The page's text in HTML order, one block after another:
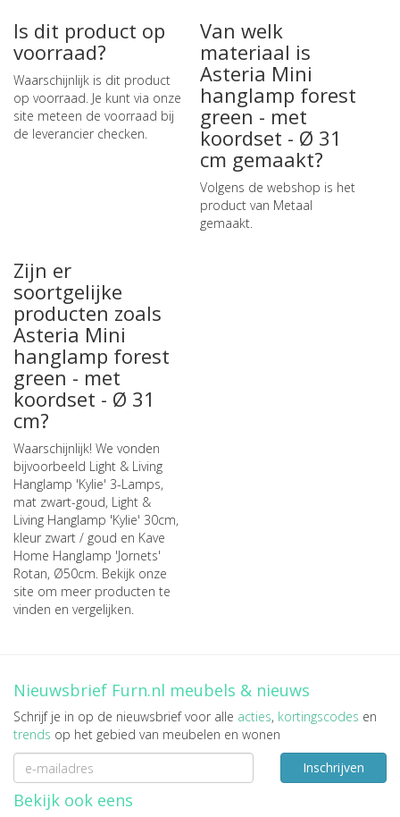
Is dit product op
voorraad?
Waarschijnlijk is dit product
op voorraad. Je kunt via onze
site meteen de voorraad bij
de leverancier checken.
Van welk
materiaal is
Asteria Mini
hanglamp forest
green - met
koordset - Ø 31
cm gemaakt?
Volgens de webshop is het
product van Metaal
gemaakt.
Zijn er
soortgelijke
producten zoals
Asteria Mini
hanglamp forest
green - met
koordset - Ø 31
cm?
Waarschijnlijk! We vonden
bijvoorbeeld Light & Living
Hanglamp 'Kylie' 3-Lamps,
mat zwart-goud, Light &
Living Hanglamp 'Kylie' 30cm,
kleur zwart / goud en Kave
Home Hanglamp 'Jornets'
Rotan, Ø50cm. Bekijk onze
site om meer producten te
vinden en vergelijken.
Nieuwsbrief Furn.nl meubels & nieuws
Schrijf je in op de nieuwsbrief voor alle acties, kortingscodes en
trends op het gebied van meubelen en wonen
Inschrijven
Bekijk ook eens